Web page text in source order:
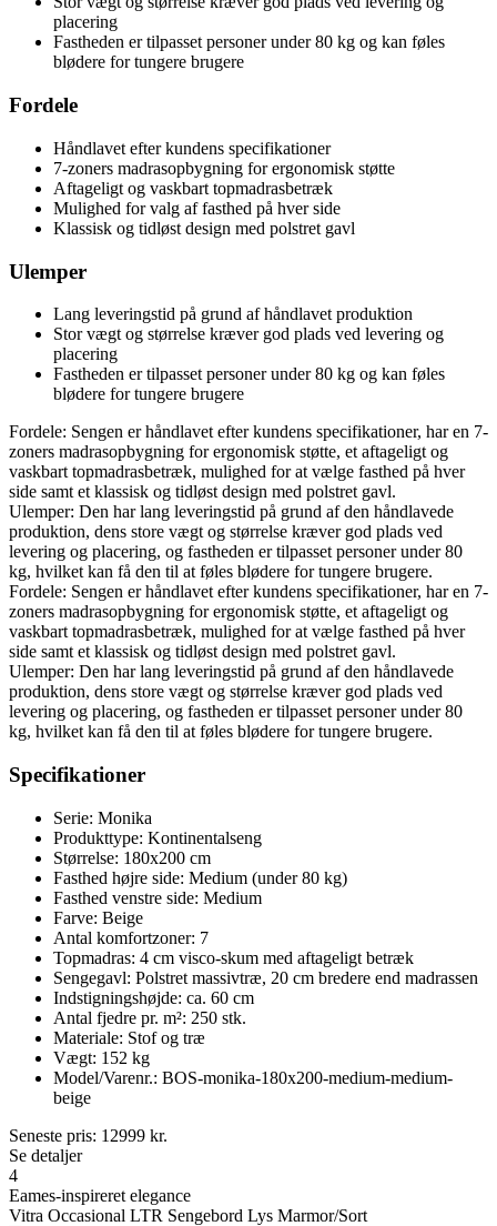
placering
Fastheden er tilpasset personer under 80 kg og kan føles
blødere for tungere brugere
Fordele
Håndlavet efter kundens specifikationer
7-zoners madrasopbygning for ergonomisk støtte
Aftageligt og vaskbart topmadrasbetræk
Mulighed for valg af fasthed på hver side
Klassisk og tidløst design med polstret gavl
Ulemper
Lang leveringstid på grund af håndlavet produktion
Stor vægt og størrelse kræver god plads ved levering og
placering
Fastheden er tilpasset personer under 80 kg og kan føles
blødere for tungere brugere
Fordele: Sengen er håndlavet efter kundens specifikationer, har en 7-
zoners madrasopbygning for ergonomisk støtte, et aftageligt og
vaskbart topmadrasbetræk, mulighed for at vælge fasthed på hver
side samt et klassisk og tidløst design med polstret gavl.
Ulemper: Den har lang leveringstid på grund af den håndlavede
produktion, dens store vægt og størrelse kræver god plads ved
levering og placering, og fastheden er tilpasset personer under 80
kg, hvilket kan få den til at føles blødere for tungere brugere.
Fordele: Sengen er håndlavet efter kundens specifikationer, har en 7-
zoners madrasopbygning for ergonomisk støtte, et aftageligt og
vaskbart topmadrasbetræk, mulighed for at vælge fasthed på hver
side samt et klassisk og tidløst design med polstret gavl.
Ulemper: Den har lang leveringstid på grund af den håndlavede
produktion, dens store vægt og størrelse kræver god plads ved
levering og placering, og fastheden er tilpasset personer under 80
kg, hvilket kan få den til at føles blødere for tungere brugere.
Specifikationer
Serie: Monika
Produkttype: Kontinentalseng
Størrelse: 180x200 cm
Fasthed højre side: Medium (under 80 kg)
Fasthed venstre side: Medium
Farve: Beige
Antal komfortzoner: 7
Topmadras: 4 cm visco-skum med aftageligt betræk
Sengegavl: Polstret massivtræ, 20 cm bredere end madrassen
Indstigningshøjde: ca. 60 cm
Antal fjedre pr. m²: 250 stk.
Materiale: Stof og træ
Vægt: 152 kg
Model/Varenr.: BOS-monika-180x200-medium-medium-
beige
Seneste pris: 12999 kr.
Se detaljer
4
Eames-inspireret elegance
Vitra Occasional LTR Sengebord Lys Marmor/Sort